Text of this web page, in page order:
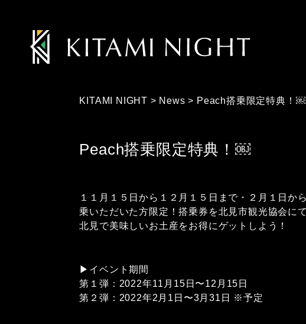
KITAMI NIGHT > News > Peach搭乗限定特典！￼
Peach搭乗限定特典！￼
１１月１５日から１２月１５日まで・２月１日
乗いただいた方限定！搭乗券を北見市観光協会に
北見で美味しいお土産をお得にゲットしよう！
▶イベント期間
第１弾：2022年11月15日〜12月15日
第２弾：2022年2月1日〜3月31日 ※予定